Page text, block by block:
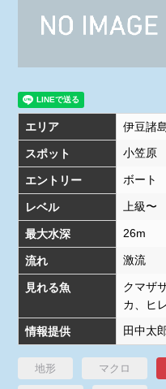
エリア 伊豆諸
スポット 小笠原
エントリー ボート
レベル 上級〜
最大水深 26m
流れ 激流
見れる魚
クマザ
カ、ヒ
情報提供 田中太
地形 マクロ